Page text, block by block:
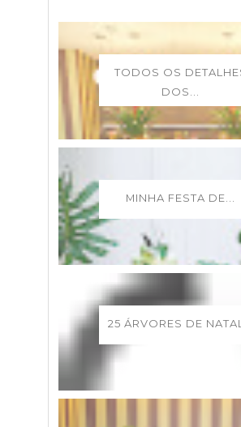
TODOS OS
DOS...
MINHA FESTA DE...
25 ÁRVORES DE